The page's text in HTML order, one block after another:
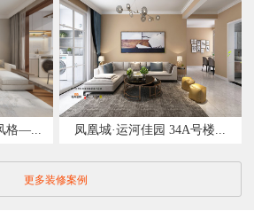
格—... 凤凰城·运河佳园 34A号楼...
更多装修案例